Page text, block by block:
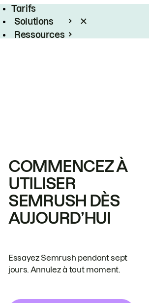
Tarifs
Solutions
Ressources
COMMENCEZ À
UTILISER
SEMRUSH DÈS
AUJOURD’HUI
Essayez Semrush pendant sept
jours. Annulez à tout moment.